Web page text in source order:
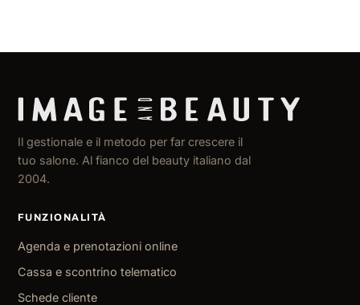
Il gestionale e il metodo per far crescere il
tuo salone. Al fianco del beauty italiano dal
2004.
FUNZIONALITÀ
Agenda e prenotazioni online
Cassa e scontrino telematico
Schede cliente